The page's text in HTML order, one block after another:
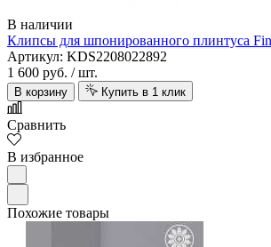
В наличии
Клипсы для шпонированного плинтуса
Артикул: KDS2208022892
1 600 руб. / шт.
В корзину Купить в 1 клик
Сравнить
В избранное
Похожие товары